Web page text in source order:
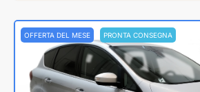
OFFERTA DEL MESE PRONTA CONSEGNA